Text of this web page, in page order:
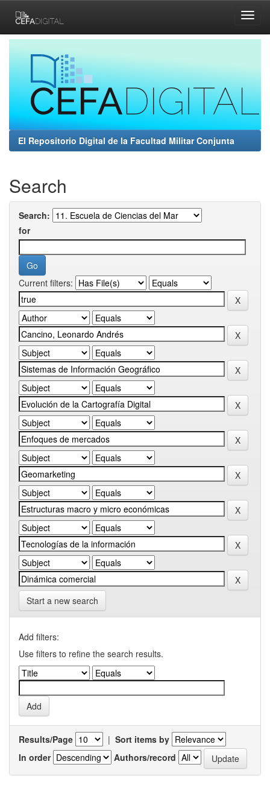
navigation
El Repositorio Digital de la Facultad Militar Conjunta
Search
Search:
for
Current filters:
Start a new search
Add filters:
Use filters to refine the search results.
Results/Page | Sort items by
In order
Authors/record